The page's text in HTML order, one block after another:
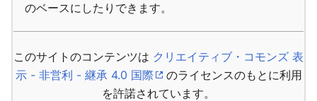
のベースにしたりできます。
このサイトのコンテンツは クリエイティブ・コモンズ 表
示 - 非営利 - 継承 4.0 国際
のライセンスのもとに利用
を許諾されています。